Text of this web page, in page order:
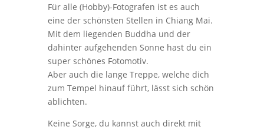
Für alle (Hobby)-Fotografen ist es auch
eine der schönsten Stellen in Chiang Mai.
Mit dem liegenden Buddha und der
dahinter aufgehenden Sonne hast du ein
super schönes Fotomotiv.
Aber auch die lange Treppe, welche dich
zum Tempel hinauf führt, lässt sich schön
ablichten.
Keine Sorge, du kannst auch direkt mit